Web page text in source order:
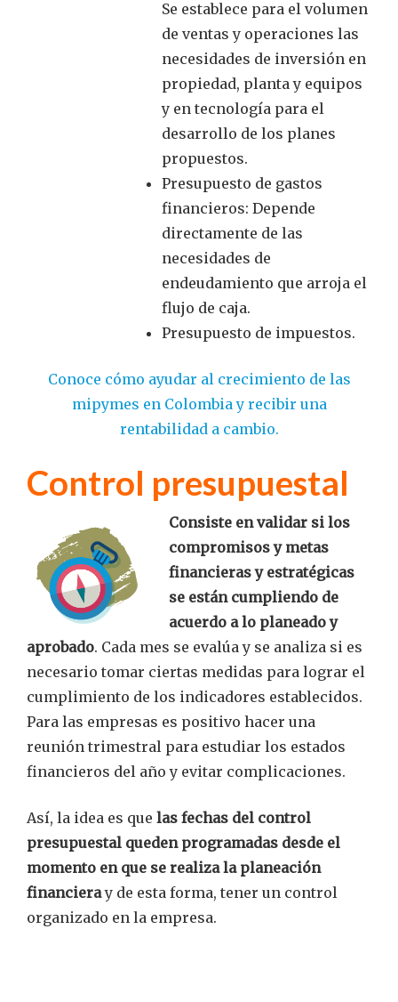
Se establece para el volumen
de ventas y operaciones las
necesidades de inversión en
propiedad, planta y equipos
y en tecnología para el
desarrollo de los planes
propuestos.
Presupuesto de gastos
financieros: Depende
directamente de las
necesidades de
endeudamiento que arroja el
flujo de caja.
Presupuesto de impuestos.
Conoce cómo ayudar al crecimiento de las
mipymes en Colombia y recibir una
rentabilidad a cambio.
Control presupuestal
Consiste en validar si los
compromisos y metas
financieras y estratégicas
se están cumpliendo de
acuerdo a lo planeado y
aprobado. Cada mes se evalúa y se analiza si es
necesario tomar ciertas medidas para lograr el
cumplimiento de los indicadores establecidos.
Para las empresas es positivo hacer una
reunión trimestral para estudiar los estados
financieros del año y evitar complicaciones.
Así, la idea es que las fechas del control
presupuestal queden programadas desde el
momento en que se realiza la planeación
financieray de esta forma, tener un control
organizado en la empresa.